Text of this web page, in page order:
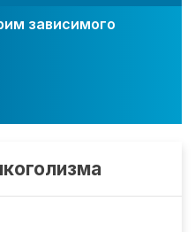
зависимого